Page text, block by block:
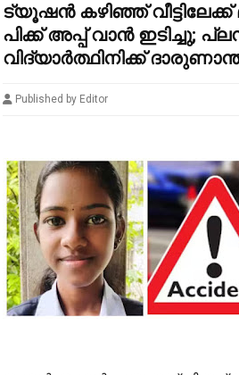
ട്യൂഷൻ കഴിഞ്ഞ് വീട്ടിലേക്ക്
പിക്ക് അപ്പ് വാൻ ഇടിച്ചു;
വിദ്യാർത്ഥിനിക്ക്
Published by Editor